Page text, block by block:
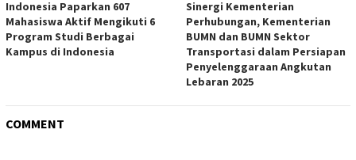
Indonesia Paparkan 607
Mahasiswa Aktif Mengikuti 6
Program Studi Berbagai
Kampus di Indonesia
Sinergi Kementerian
Perhubungan, Kementerian
BUMN dan BUMN Sektor
Transportasi dalam Persiapan
Penyelenggaraan Angkutan
Lebaran 2025
COMMENT